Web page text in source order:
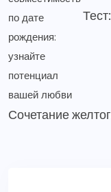
Сочетание